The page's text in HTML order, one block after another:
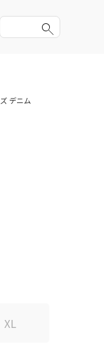
デニム
XL